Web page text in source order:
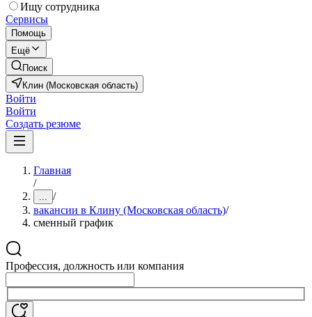
Ищу сотрудника
Сервисы
Помощь
Ещё
Поиск
Клин (Московская область)
Войти
Войти
Создать резюме
Главная
/
... /
вакансии в Клину (Московская область)/
сменный график
Профессия, должность или компания